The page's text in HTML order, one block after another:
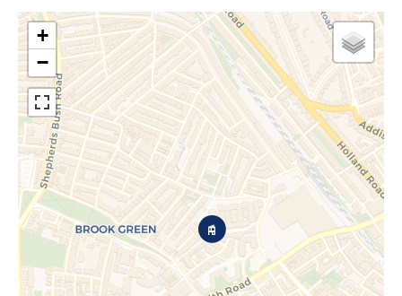
+
−